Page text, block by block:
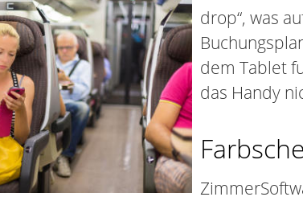
drop“, was
dem Tablet
das Handy